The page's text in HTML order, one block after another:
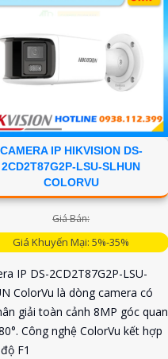
CAMERA IP HIKVISION DS-
2CD2T87G2P-LSU-SLHUN
COLORVU
Giá Bán:
Giá Khuyến Mại: 5%-35%
IP DS-2CD2T87G2P-LSU-
ColorVu là dòng camera có
giải toàn cảnh 8MP góc quan
Công nghệ ColorVu kết hợp
F1